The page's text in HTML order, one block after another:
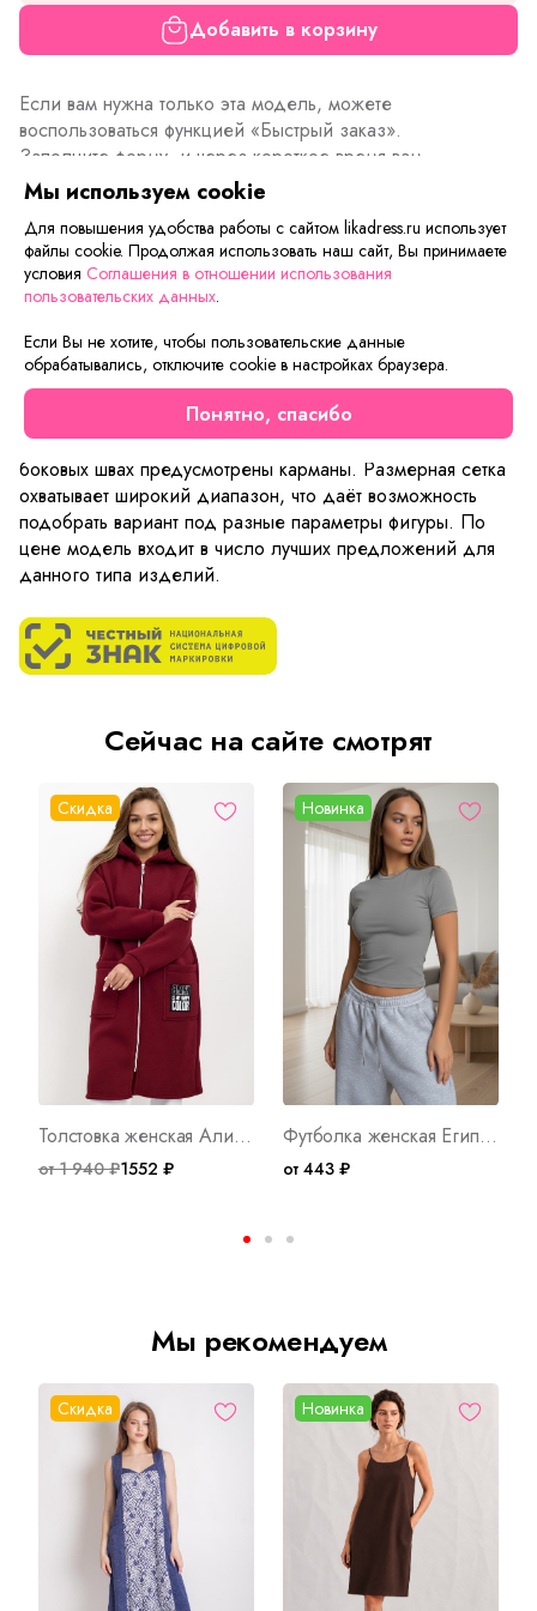
Добавить в корзину
Если вам нужна только эта модель, можете
воспользоваться функцией «Быстрый заказ».
Заполните форму, и через короткое время вам
перезвонит менеджер. Он уточнит все условия заказа,
ответит на вопросы, а также подскажет о вариантах
оплаты и доставки.
Характеристики товара
Сарафан «Варвара» выполнен из бязи — натурального
хлопкового материала. Модель имеет прямой свободный
крой, не стесняющий движений, и длину макси. В
боковых швах предусмотрены карманы. Размерная сетка
охватывает широкий диапазон, что даёт возможность
подобрать вариант под разные параметры фигуры. По
цене модель входит в число лучших предложений для
данного типа изделий.
Сейчас на сайте смотрят
Скидка
Толстовка женская Алина М Арт. 9679
от 1 940 ₽1552 ₽
Новинка
Футболка женская Египет С Арт. 10578
от 443 ₽
Мы рекомендуем
Скидка Новинка
Мы используем cookie
Для повышения удобства работы с сайтом likadress.ru использует
файлы cookie. Продолжая использовать наш сайт, Вы принимаете
условия Соглашения в отношении использования
пользовательских данных.
Если Вы не хотите, чтобы пользовательские данные
обрабатывались, отключите cookie в настройках браузера.
Понятно, спасибо